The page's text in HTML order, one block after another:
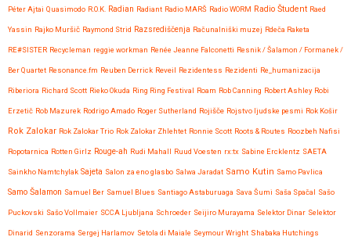
Péter Ajtai Quasimodo R.O.K. Radian Radiant Radio MARŠ Radio WORM Radio Študent Raed
Yassin Rajko Muršič Raymond Strid Razsrediščenja Računalniški muzej Rdeča Raketa
RE#SISTER Recycleman reggie workman Renée Jeanne Falconetti Resnik / Šalamon / Formanek /
Ber Quartet Resonance.fm Reuben Derrick Reveil Rezidentess Rezidenti Re_humanizacija
Riberiora Richard Scott Rieko Okuda Ring Ring Festival Roam Rob Canning Robert Ashley Robi
Erzetič Rob Mazurek Rodrigo Amado Roger Sutherland Rojišče Rojstvo ljudske pesmi Rok Košir
Rok Zalokar Rok Zalokar Trio Rok Zalokar Zhlehtet Ronnie Scott Roots & Routes Roozbeh Nafisi
Ropotarnica Rotten Girlz Rouge-ah Rudi Mahall Ruud Voesten rx:tx Sabine Ercklentz SAETA
Sainkho Namtchylak Sajeta Salon za eno glasbo Salwa Jaradat Samo Kutin Samo Pavlica
Samo Šalamon Samuel Ber Samuel Blues Santiago Astaburuaga Sava Šumi Saša Spačal Sašo
Puckovski Sašo Vollmaier SCCA Ljubljana Schroeder Seijiro Murayama Selektor Dinar Selektor
Dinarid Senzorama Sergej Harlamov Setola di Maiale Seymour Wright Shabaka Hutchings